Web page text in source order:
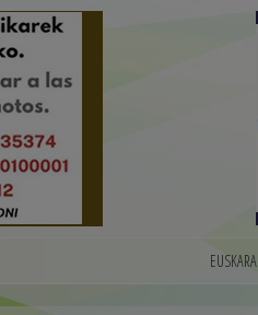
EUSKARA